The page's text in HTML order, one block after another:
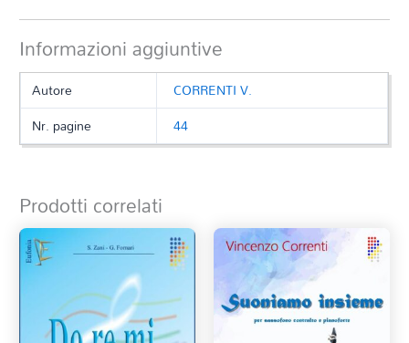
Informazioni aggiuntive
Autore
CORRENTI V.
Nr. pagine
44
Prodotti correlati